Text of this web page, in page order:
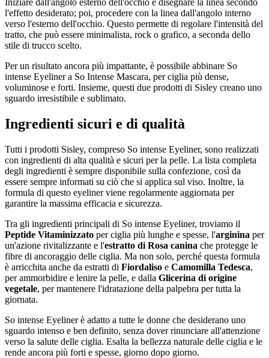
Iniziare dall'angolo esterno dell'occhio e disegnare la linea secondo
l'effetto desiderato; poi, procedere con la linea dall'angolo interno
verso l'esterno dell'occhio. Questo permette di regolare l'intensità del
tratto, che può essere minimalista, rock o grafico, a seconda dello
stile di trucco scelto.
Per un risultato ancora più impattante, è possibile abbinare So
intense Eyeliner a So Intense Mascara, per ciglia più dense,
voluminose e forti. Insieme, questi due prodotti di Sisley creano uno
sguardo irresistibile e sublimato.
Ingredienti sicuri e di qualità
Tutti i prodotti Sisley, compreso So intense Eyeliner, sono realizzati
con ingredienti di alta qualità e sicuri per la pelle. La lista completa
degli ingredienti è sempre disponibile sulla confezione, così da
essere sempre informati su ciò che si applica sul viso. Inoltre, la
formula di questo eyeliner viene regolarmente aggiornata per
garantire la massima efficacia e sicurezza.
Tra gli ingredienti principali di So intense Eyeliner, troviamo il
Peptide Vitaminizzato per ciglia più lunghe e spesse, l'arginina per
un'azione rivitalizzante e l'estratto di Rosa canina che protegge le
fibre di ancoraggio delle ciglia. Ma non solo, perché questa formula
è arricchita anche da estratti di Fiordaliso e Camomilla Tedesca,
per ammorbidire e lenire la pelle, e dalla Glicerina di origine
vegetale, per mantenere l'idratazione della palpebra per tutta la
giornata.
So intense Eyeliner è adatto a tutte le donne che desiderano uno
sguardo intenso e ben definito, senza dover rinunciare all'attenzione
verso la salute delle ciglia. Esalta la bellezza naturale delle ciglia e le
rende ancora più forti e spesse, giorno dopo giorno.